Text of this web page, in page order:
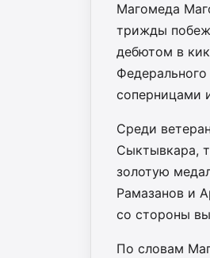
Магомеда
трижды
дебютом в
соперницами
Среди
Сыктывкара,
золотую
Рамазанов и
со стороны
По словам